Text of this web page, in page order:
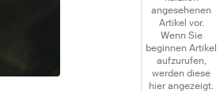
angesehenen
Artikel vor.
Wenn Sie
beginnen Artikel
aufzurufen,
werden diese
hier angezeigt.